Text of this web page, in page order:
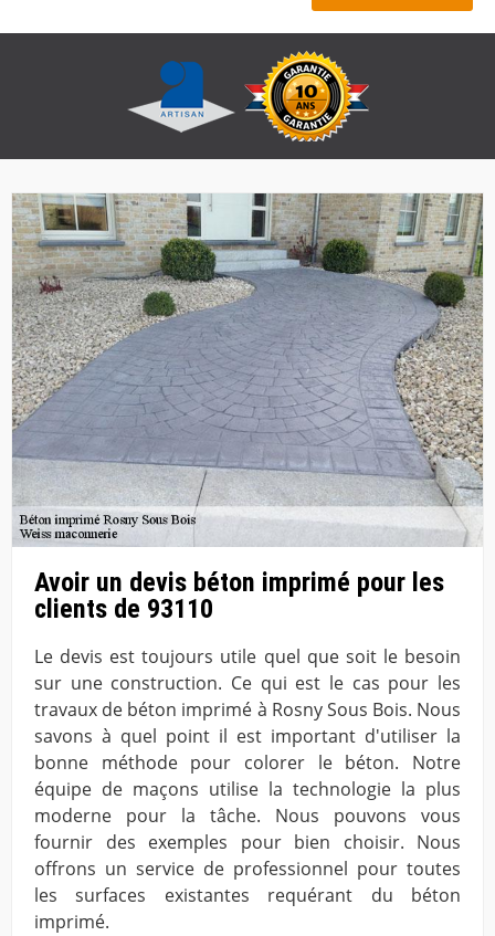
Avoir un devis béton imprimé pour les
clients de 93110
Le devis est toujours utile quel que soit le besoin
sur une construction. Ce qui est le cas pour les
travaux de béton imprimé à Rosny Sous Bois. Nous
savons à quel point il est important d'utiliser la
bonne méthode pour colorer le béton. Notre
équipe de maçons utilise la technologie la plus
moderne pour la tâche. Nous pouvons vous
fournir des exemples pour bien choisir. Nous
offrons un service de professionnel pour toutes
les surfaces existantes requérant du béton
imprimé.